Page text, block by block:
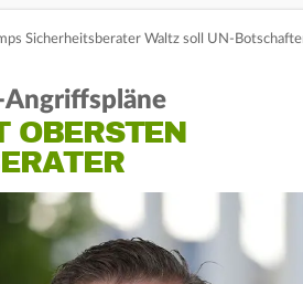
Sicherheitsberater Waltz soll UN-
OBERSTEN